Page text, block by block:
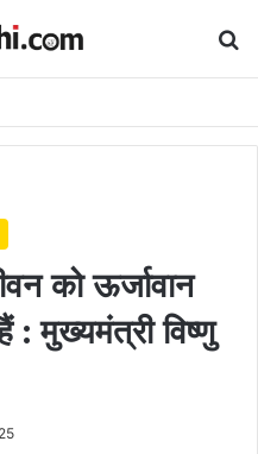
को ऊर्जावान
मुख्यमंत्री विष्णु